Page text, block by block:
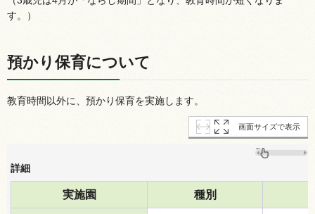
す。）
預かり保育について
教育時間以外に、預かり保育を実施します。
画面サイズで表示
詳細
実施園 種別